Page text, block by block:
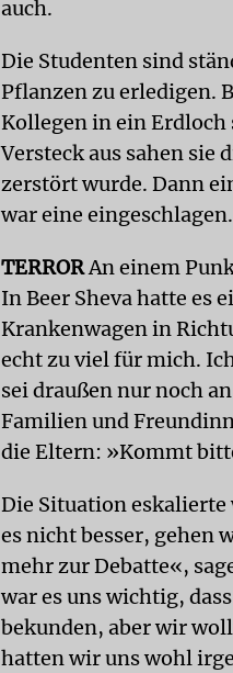
auch.
Die Studenten sind
Pflanzen zu erledigen.
Kollegen in ein
Versteck aus sahen sie
zerstört wurde. Dann
war eine
TERRORAn einem
In Beer Sheva hatte es
Krankenwagen in
echt zu viel für mich.
sei draußen nur noch
Familien und
die Eltern: »Kommt
Die Situation
es nicht besser, gehen
mehr zur Debatte«,
war es uns wichtig,
bekunden, aber wir
hatten wir uns wohl